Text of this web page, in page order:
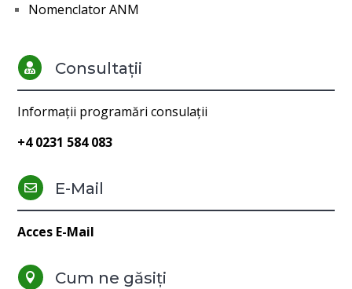
Nomenclator ANM
 Consultații
Informații programări consulații
+4 0231 584 083
 E-Mail
Acces E-Mail
 Cum ne găsiți